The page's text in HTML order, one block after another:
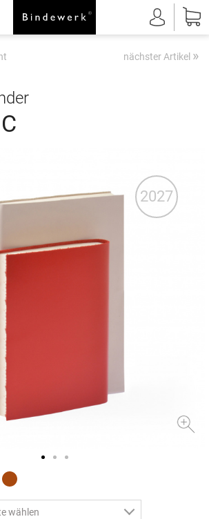
nächster Artikel »
2027
wählen